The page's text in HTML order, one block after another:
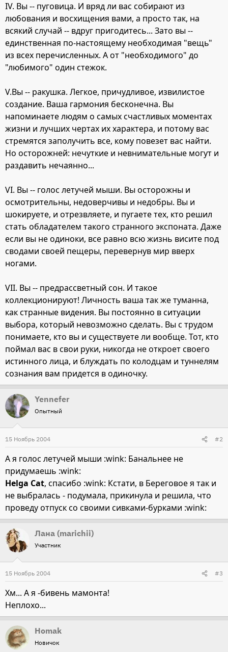
IV. Вы -- пуговица. И вряд ли вас собирают из
любования и восхищения вами, а просто так, на
всякий случай -- вдруг пригодитесь... Зато вы --
единственная по-настоящему необходимая "вещь"
из всех перечисленных. А от "необходимого" до
"любимого" один стежок.
V.Вы -- ракушка. Легкое, причудливое, извилистое
создание. Ваша гармония бесконечна. Вы
напоминаете людям о самых счастливых моментах
жизни и лучших чертах их характера, и потому вас
стремятся заполучить все, кому повезет вас найти.
Но осторожней: нечуткие и невнимательные могут и
раздавить нечаянно...
VI. Вы -- голос летучей мыши. Вы осторожны и
осмотрительны, недоверчивы и недобры. Вы и
шокируете, и отрезвляете, и пугаете тех, кто решил
стать обладателем такого странного экспоната. Даже
если вы не одиноки, все равно всю жизнь висите под
сводами своей пещеры, перевернув мир вверх
ногами.
VII. Вы -- предрассветный сон. И такое
коллекционируют! Личность ваша так же туманна,
как странные видения. Вы постоянно в ситуации
выбора, который невозможно сделать. Вы с трудом
понимаете, кто вы и существуете ли вообще. Тот, кто
поймал вас в свои руки, никогда не откроет своего
истинного лица, и блуждать по колодцам и туннелям
сознания вам придется в одиночку.
Yennefer
Опытный
15 Ноябрь 2004 #2
А я голос летучей мыши :wink: Банальнее не
придумаешь :wink:
Helga Cat, спасибо :wink: Кстати, в Береговое я так и
не выбралась - подумала, прикинула и решила, что
проведу отпуск со своими сивками-бурками :wink:
Лана (marichii)
Участник
15 Ноябрь 2004 #3
Хм... А я -бивень мамонта!
Неплохо...
Homak
Новичок